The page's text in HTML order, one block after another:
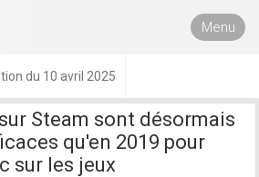
Menu
du 10 avril 2025
Steam sont désormais
qu'en 2019 pour
sur les jeux